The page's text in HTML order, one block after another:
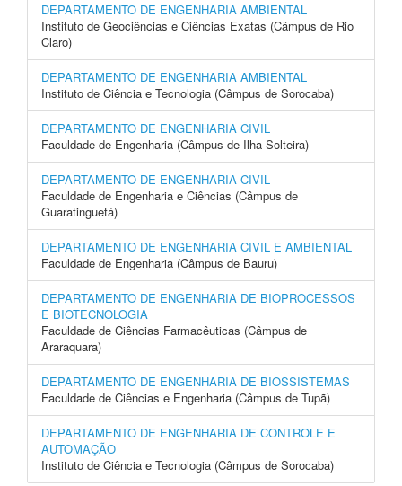
DEPARTAMENTO DE ENGENHARIA AMBIENTAL
Instituto de Geociências e Ciências Exatas (Câmpus de Rio
Claro)
DEPARTAMENTO DE ENGENHARIA AMBIENTAL
Instituto de Ciência e Tecnologia (Câmpus de Sorocaba)
DEPARTAMENTO DE ENGENHARIA CIVIL
Faculdade de Engenharia (Câmpus de Ilha Solteira)
DEPARTAMENTO DE ENGENHARIA CIVIL
Faculdade de Engenharia e Ciências (Câmpus de
Guaratinguetá)
DEPARTAMENTO DE ENGENHARIA CIVIL E AMBIENTAL
Faculdade de Engenharia (Câmpus de Bauru)
DEPARTAMENTO DE ENGENHARIA DE BIOPROCESSOS
E BIOTECNOLOGIA
Faculdade de Ciências Farmacêuticas (Câmpus de
Araraquara)
DEPARTAMENTO DE ENGENHARIA DE BIOSSISTEMAS
Faculdade de Ciências e Engenharia (Câmpus de Tupã)
DEPARTAMENTO DE ENGENHARIA DE CONTROLE E
AUTOMAÇÃO
Instituto de Ciência e Tecnologia (Câmpus de Sorocaba)